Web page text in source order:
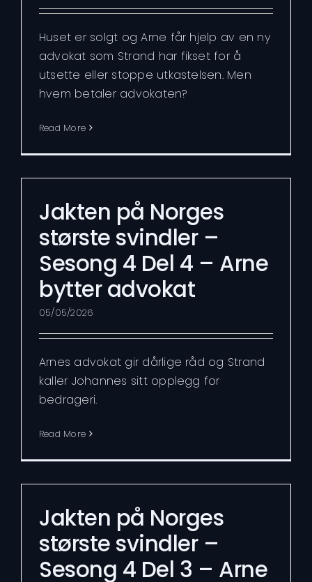
Huset er solgt og Arne får hjelp av en ny
advokat som Strand har fikset for å
utsette eller stoppe utkastelsen. Men
hvem betaler advokaten?
Read More
Jakten på Norges
største svindler –
Sesong 4 Del 4 – Arne
bytter advokat
05/05/2026
Arnes advokat gir dårlige råd og Strand
kaller Johannes sitt opplegg for
bedrageri.
Read More
Jakten på Norges
største svindler –
Sesong 4 Del 3 – Arne